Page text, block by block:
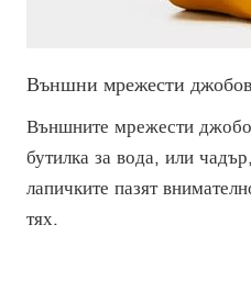
Външни мрежести
Външните мрежести
бутилка за вода, или
лапичките пазят
тях.